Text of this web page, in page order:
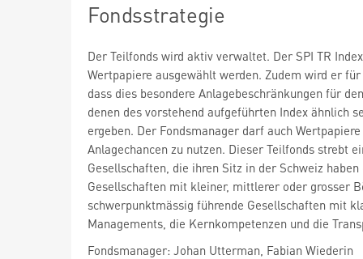
Fondsstrategie
Der Teilfonds wird aktiv verwaltet. Der SPI TR
Wertpapiere ausgewählt werden. Zudem wird er
dass dies besondere Anlagebeschränkungen für
denen des vorstehend aufgeführten Index ähnlich
ergeben. Der Fondsmanager darf auch
Anlagechancen zu nutzen. Dieser Teilfonds strebt
Gesellschaften, die ihren Sitz in der Schweiz
Gesellschaften mit kleiner, mittlerer oder grosser
schwerpunktmässig führende Gesellschaften mit
Managements, die Kernkompetenzen und die
Fondsmanager: Johan Utterman, Fabian Wiederin